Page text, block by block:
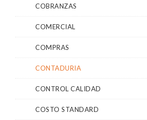
COBRANZAS
COMERCIAL
COMPRAS
CONTADURIA
CONTROL CALIDAD
COSTO STANDARD